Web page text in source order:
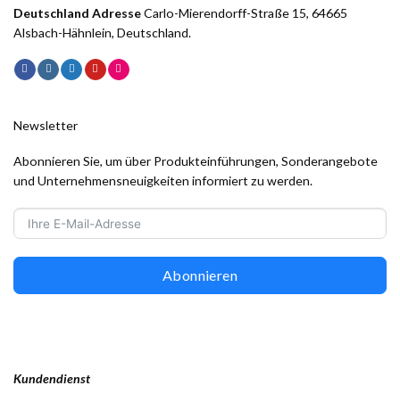
Deutschland AdresseCarlo-Mierendorff-Straße 15, 64665
Alsbach-Hähnlein, Deutschland.
Kundendienst
Newsletter
Abonnieren Sie, um über Produkteinführungen, Sonderangebote
und Unternehmensneuigkeiten informiert zu werden.
Abonnieren